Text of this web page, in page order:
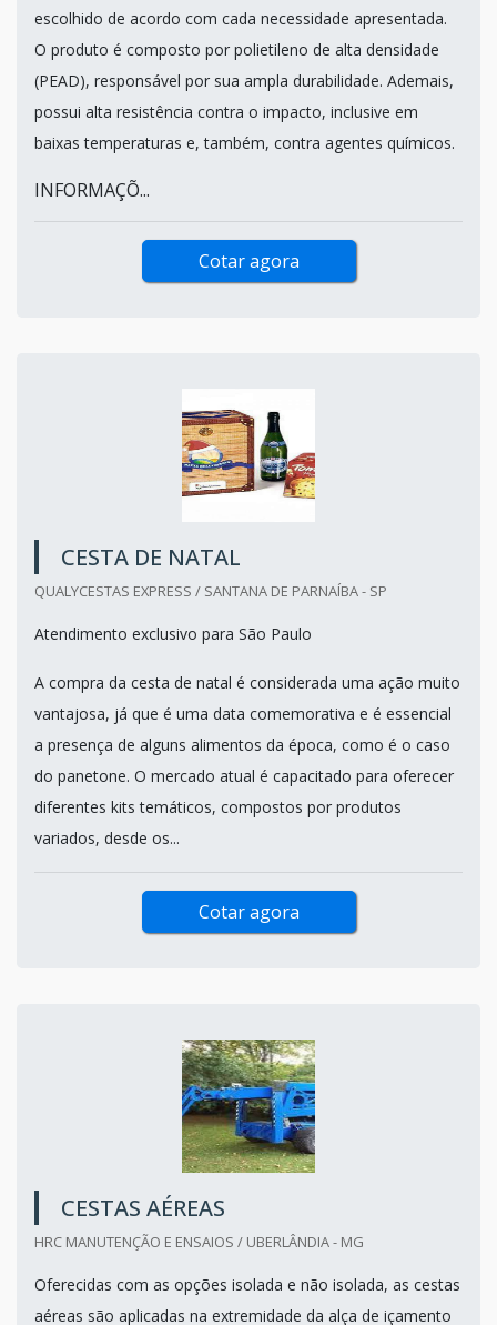
escolhido de acordo com cada necessidade apresentada.
O produto é composto por polietileno de alta densidade
(PEAD), responsável por sua ampla durabilidade. Ademais,
possui alta resistência contra o impacto, inclusive em
baixas temperaturas e, também, contra agentes químicos.
INFORMAÇÕ...
Cotar agora
CESTA DE NATAL
QUALYCESTAS EXPRESS / SANTANA DE PARNAÍBA - SP
Atendimento exclusivo para São Paulo
A compra da cesta de natal é considerada uma ação muito
vantajosa, já que é uma data comemorativa e é essencial
a presença de alguns alimentos da época, como é o caso
do panetone. O mercado atual é capacitado para oferecer
diferentes kits temáticos, compostos por produtos
variados, desde os...
Cotar agora
CESTAS AÉREAS
HRC MANUTENÇÃO E ENSAIOS / UBERLÂNDIA - MG
Oferecidas com as opções isolada e não isolada, as cestas
aéreas são aplicadas na extremidade da alça de içamento